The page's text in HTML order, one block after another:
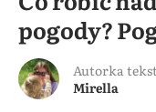
pogody?
Autorka
Mirella